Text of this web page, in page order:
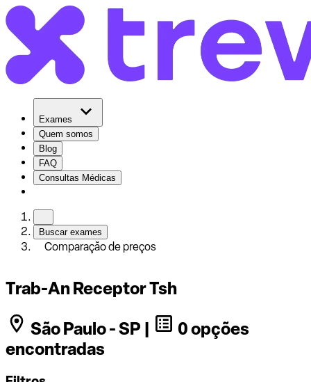
Exames
Quem somos
Blog
FAQ
Consultas Médicas
Buscar exames
Comparação de preços
Trab-An Receptor Tsh
São Paulo - SP |
0 opções
encontradas